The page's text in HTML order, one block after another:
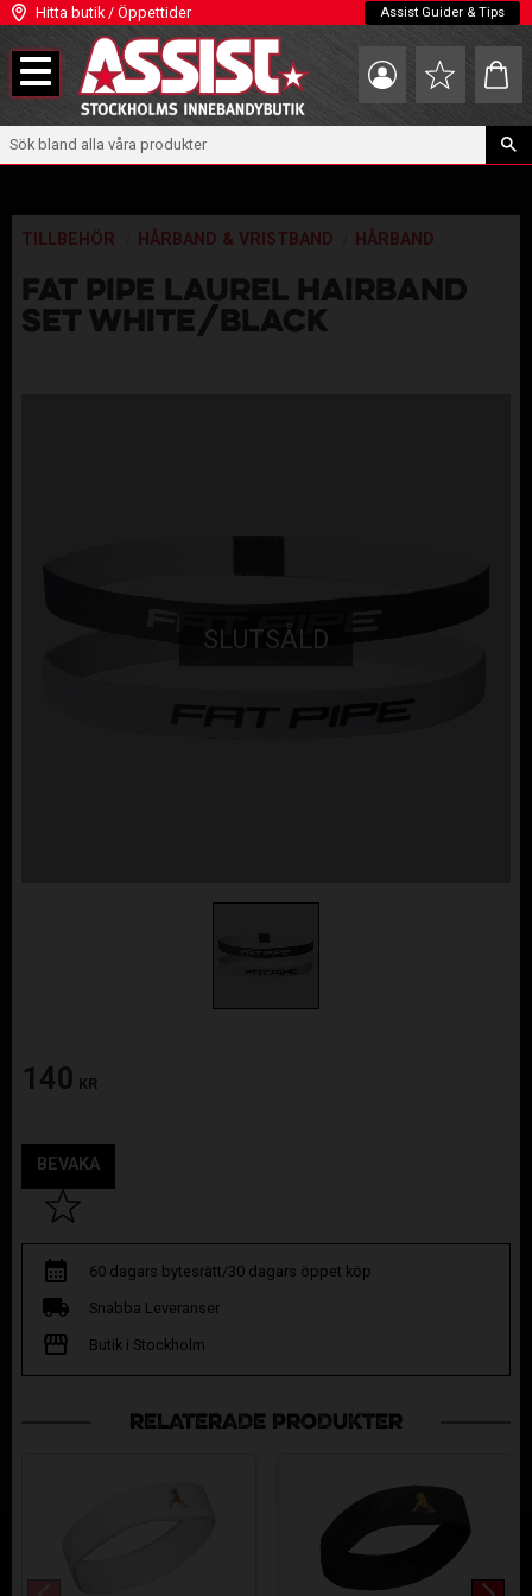
Meny
Hitta butik / Öppettider Assist Guider & Tips
Favoriter
TILLBEHÖR HÅRBAND & VRISTBAND HÅRBAND
FAT PIPE LAUREL HAIRBAND
SET WHITE/BLACK
SLUTSÅLD
140 KR
Lägg till i favoriter
BEVAKA
60 dagars bytesrätt/30 dagars öppet köp
Snabba Leveranser
Butik i Stockholm
RELATERADE PRODUKTER